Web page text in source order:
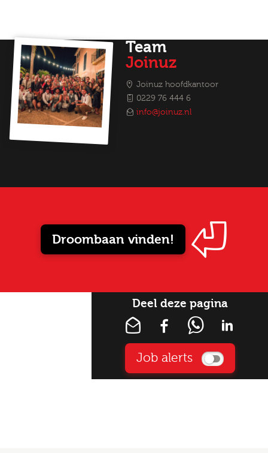
Team
Joinuz
Joinuz hoofdkantoor
0229 76 444 6
info@joinuz.nl
Droombaan vinden!
Deel deze pagina
Job alerts